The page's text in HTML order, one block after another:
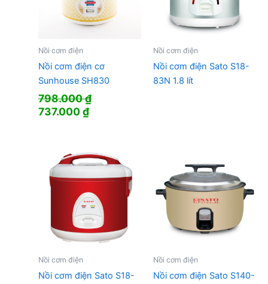
Nồi cơm điện
Nồi cơm điện cơ
Sunhouse SH830
798.000₫
Giá
798.000 ₫.
737.000₫Giá
là:
737.000 ₫.
Nồi cơm điện
Nồi cơm điện Sato S18-
83N 1.8 lít
Nồi cơm điện
Nồi cơm điện Sato S18-
Nồi cơm điện
Nồi cơm điện Sato S140-